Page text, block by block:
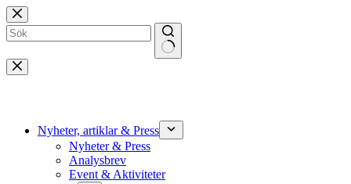
Hoppa
till
innehåll
Inga
resultat
Nyheter, artiklar & Press
Nyheter & Press
Analysbrev
Event & Aktiviteter